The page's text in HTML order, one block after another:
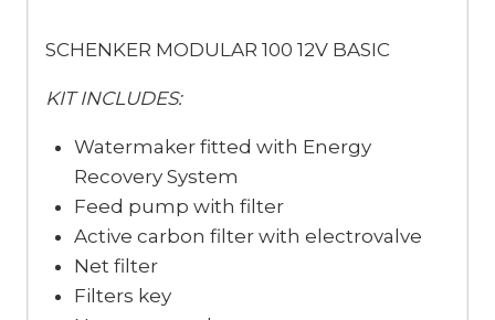
SCHENKER MODULAR 100 12V BASIC
KIT INCLUDES:
Watermaker fitted with Energy
Recovery System
Feed pump with filter
Active carbon filter with electrovalve
Net filter
Filters key